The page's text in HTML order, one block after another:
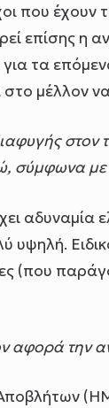
που έχουν
επίσης η
τα
μέλλον
σύμφωνα
αδυναμία
υψηλή.
(που
την